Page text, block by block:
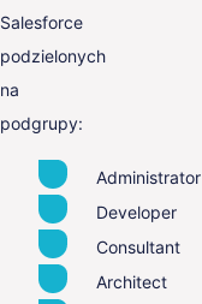
Salesforce
podzielonych
na
podgrupy:
Administrator
Developer
Consultant
Architect